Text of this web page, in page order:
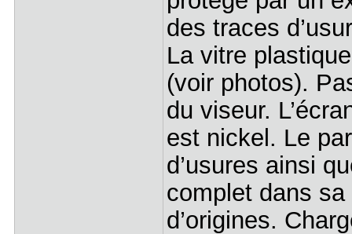
des traces
La vitre
(voir photos).
du viseur.
est nickel. Le
d’usures ainsi
complet dans
d’origines.